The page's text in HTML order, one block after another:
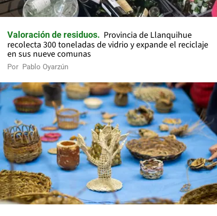
Valoración de residuos
Provincia de Llanquihue
recolecta 300 toneladas de vidrio y expande el reciclaje
en sus nueve comunas
Por Pablo Oyarzún